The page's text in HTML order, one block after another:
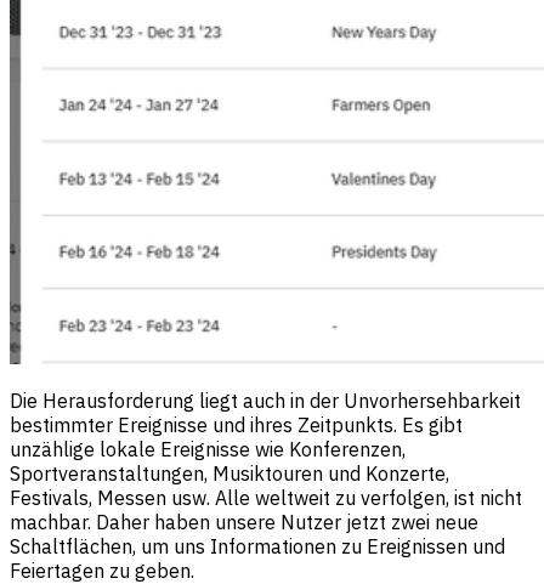
Die Herausforderung liegt auch in der Unvorhersehbarkeit
bestimmter Ereignisse und ihres Zeitpunkts. Es gibt
unzählige lokale Ereignisse wie Konferenzen,
Sportveranstaltungen, Musiktouren und Konzerte,
Festivals, Messen usw. Alle weltweit zu verfolgen, ist nicht
machbar. Daher haben unsere Nutzer jetzt zwei neue
Schaltflächen, um uns Informationen zu Ereignissen und
Feiertagen zu geben.